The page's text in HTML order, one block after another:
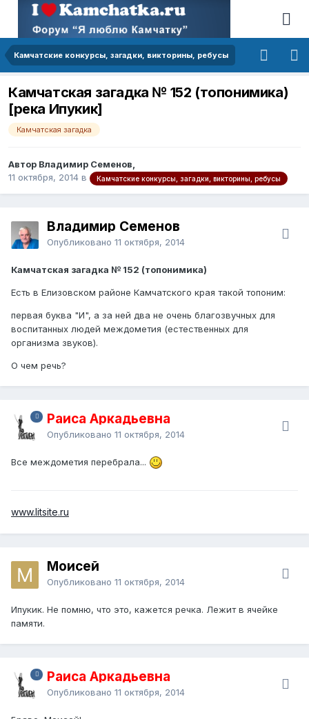
Камчатские конкурсы, загадки, викторины, ребусы
Камчатская загадка № 152 (топонимика)
[река Ипукик]
Камчатская загадка
Автор Владимир Семенов,
11 октября, 2014 в Камчатские конкурсы, загадки, викторины, ребусы
Владимир Семенов
Опубликовано 11 октября, 2014
Камчатская загадка № 152 (топонимика)
Есть в Елизовском районе Камчатского края такой топоним:
первая буква "И", а за ней два не очень благозвучных для
воспитанных людей междометия (естественных для
организма звуков).
О чем речь?
Раиса Аркадьевна
Опубликовано 11 октября, 2014
Все междометия перебрала...
www.litsite.ru
Моисей
Опубликовано 11 октября, 2014
Ипукик. Не помню, что это, кажется речка. Лежит в ячейке
памяти.
Раиса Аркадьевна
Опубликовано 11 октября, 2014